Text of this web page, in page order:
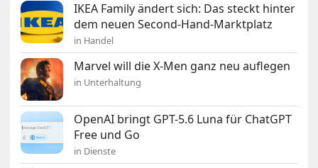
IKEA Family ändert sich: Das steckt hinter
dem neuen Second-Hand-Marktplatz
in Handel
Marvel will die X-Men ganz neu auflegen
in Unterhaltung
OpenAI bringt GPT-5.6 Luna für ChatGPT
Free und Go
in Dienste